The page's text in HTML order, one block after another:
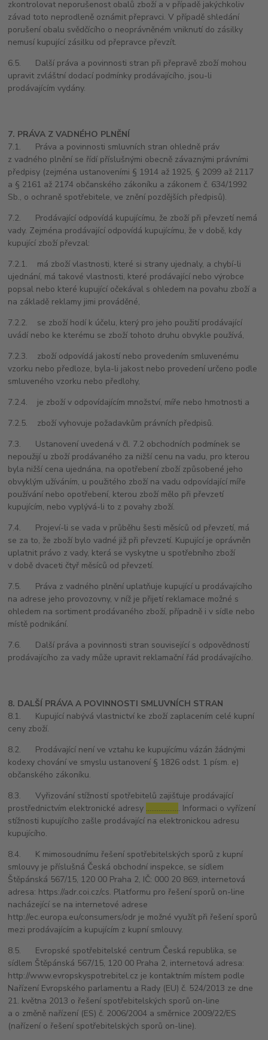
zkontrolovat neporušenost obalů zboží a v případě jakýchkoliv
závad toto neprodleně oznámit přepravci. V případě shledání
porušení obalu svědčícího o neoprávněném vniknutí do zásilky
nemusí kupující zásilku od přepravce převzít.
6.5. Další práva a povinnosti stran při přepravě zboží mohou
upravit zvláštní dodací podmínky prodávajícího, jsou-li
prodávajícím vydány.
7. PRÁVA Z VADNÉHO PLNĚNÍ
7.1. Práva a povinnosti smluvních stran ohledně práv
z vadného plnění se řídí příslušnými obecně závaznými právními
předpisy (zejména ustanoveními § 1914 až 1925, § 2099 až 2117
a § 2161 až 2174 občanského zákoníku a zákonem č. 634/1992
Sb., o ochraně spotřebitele, ve znění pozdějších předpisů).
7.2. Prodávající odpovídá kupujícímu, že zboží při převzetí nemá
vady. Zejména prodávající odpovídá kupujícímu, že v době, kdy
kupující zboží převzal:
7.2.1. má zboží vlastnosti, které si strany ujednaly, a chybí-li
ujednání, má takové vlastnosti, které prodávající nebo výrobce
popsal nebo které kupující očekával s ohledem na povahu zboží a
na základě reklamy jimi prováděné,
7.2.2. se zboží hodí k účelu, který pro jeho použití prodávající
uvádí nebo ke kterému se zboží tohoto druhu obvykle používá,
7.2.3. zboží odpovídá jakostí nebo provedením smluvenému
vzorku nebo předloze, byla-li jakost nebo provedení určeno podle
smluveného vzorku nebo předlohy,
7.2.4. je zboží v odpovídajícím množství, míře nebo hmotnosti a
7.2.5. zboží vyhovuje požadavkům právních předpisů.
7.3. Ustanovení uvedená v čl. 7.2 obchodních podmínek se
nepoužijí u zboží prodávaného za nižší cenu na vadu, pro kterou
byla nižší cena ujednána, na opotřebení zboží způsobené jeho
obvyklým užíváním, u použitého zboží na vadu odpovídající míře
používání nebo opotřebení, kterou zboží mělo při převzetí
kupujícím, nebo vyplývá-li to z povahy zboží.
7.4. Projeví-li se vada v průběhu šesti měsíců od převzetí, má
se za to, že zboží bylo vadné již při převzetí. Kupující je oprávněn
uplatnit právo z vady, která se vyskytne u spotřebního zboží
v době dvaceti čtyř měsíců od převzetí.
7.5. Práva z vadného plnění uplatňuje kupující u prodávajícího
na adrese jeho provozovny, v níž je přijetí reklamace možné s
ohledem na sortiment prodávaného zboží, případně i v sídle nebo
místě podnikání.
7.6. Další práva a povinnosti stran související s odpovědností
prodávajícího za vady může upravit reklamační řád prodávajícího.
8. DALŠÍ PRÁVA A POVINNOSTI SMLUVNÍCH STRAN
8.1. Kupující nabývá vlastnictví ke zboží zaplacením celé kupní
ceny zboží.
8.2. Prodávající není ve vztahu ke kupujícímu vázán žádnými
kodexy chování ve smyslu ustanovení § 1826 odst. 1 písm. e)
občanského zákoníku.
8.3. Vyřizování stížností spotřebitelů zajišťuje prodávající
prostřednictvím elektronické adresy ………………. Informaci o vyřízení
stížnosti kupujícího zašle prodávající na elektronickou adresu
kupujícího.
8.4. K mimosoudnímu řešení spotřebitelských sporů z kupní
smlouvy je příslušná Česká obchodní inspekce, se sídlem
Štěpánská 567/15, 120 00 Praha 2, IČ: 000 20 869, internetová
adresa: https://adr.coi.cz/cs. Platformu pro řešení sporů on-line
nacházející se na internetové adrese
http://ec.europa.eu/consumers/odr je možné využít při řešení sporů
mezi prodávajícím a kupujícím z kupní smlouvy.
8.5. Evropské spotřebitelské centrum Česká republika, se
sídlem Štěpánská 567/15, 120 00 Praha 2, internetová adresa:
http://www.evropskyspotrebitel.cz je kontaktním místem podle
Nařízení Evropského parlamentu a Rady (EU) č. 524/2013 ze dne
21. května 2013 o řešení spotřebitelských sporů on-line
a o změně nařízení (ES) č. 2006/2004 a směrnice 2009/22/ES
(nařízení o řešení spotřebitelských sporů on-line).